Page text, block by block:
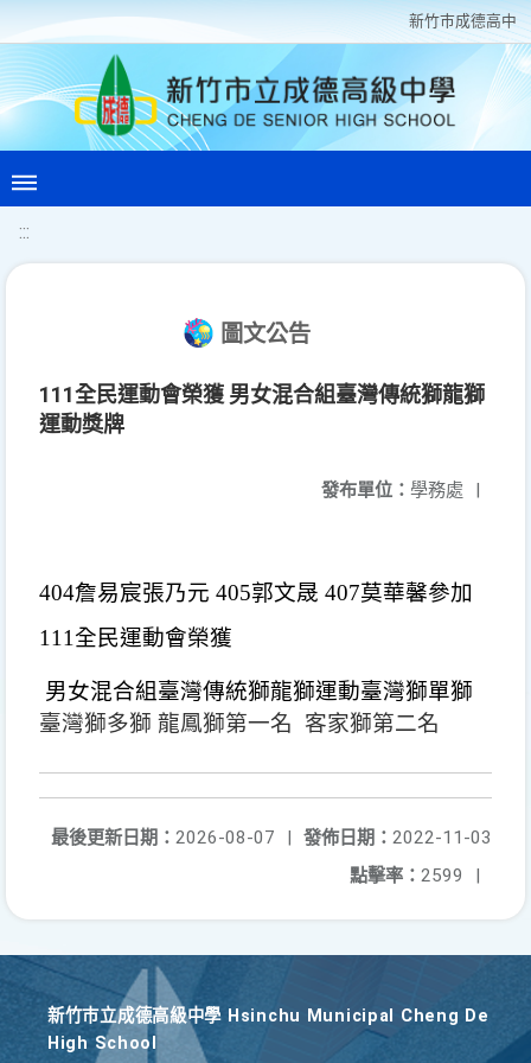
新竹巿成德高中
:::
圖文公告
111全民運動會榮獲 男女混合組臺灣傳統獅龍獅
運動獎牌
發布單位： 學務處 |
404詹易宸張乃元 405郭文晟 407莫華馨參加
111 全民運動會榮獲
男女混合組臺灣傳統獅龍獅運動臺灣獅單獅
臺灣獅多獅 龍鳳獅第一名  客家獅第二名
發佈日期： 2022-11-03
最後更新日期： 2026-08-07
|
點擊率： 2599 |
新竹巿立成德高級中學 Hsinchu Municipal Cheng De
High School